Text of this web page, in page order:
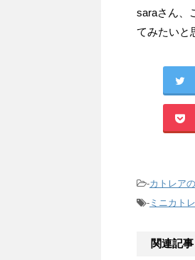
saraさん、
てみたいと
-カトレア
- ミニカト
関連記事